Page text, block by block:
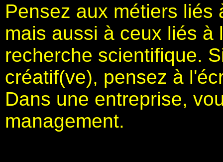
Pensez aux métiers liés
mais aussi à ceux liés à
recherche scientifique.
créatif(ve), pensez à
Dans une entreprise,
management.